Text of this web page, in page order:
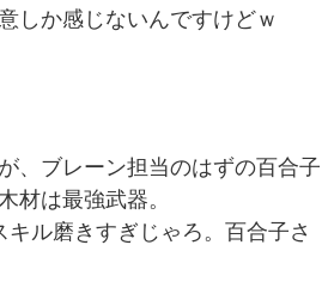
しか感じないんですけどｗ
、ブレーン担当のはずの百合子
材は最強武器。
ル磨きすぎじゃろ。百合子さ